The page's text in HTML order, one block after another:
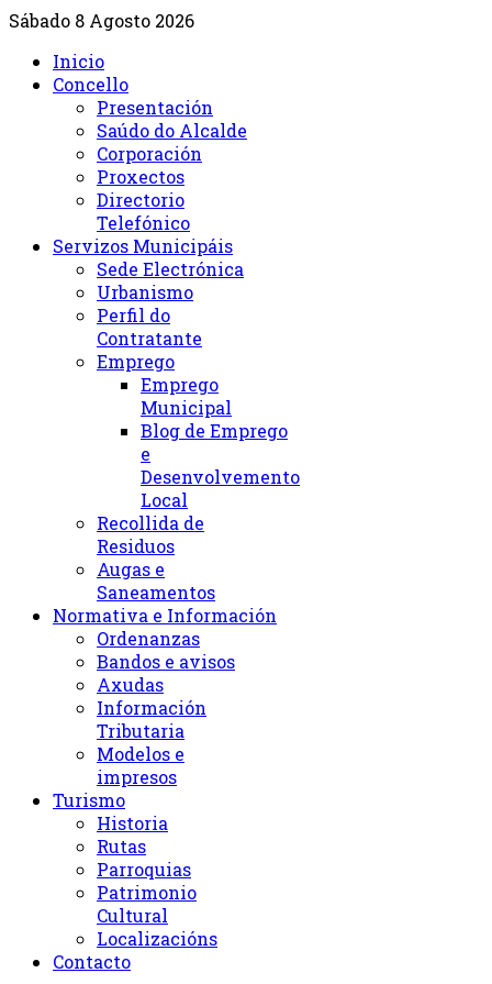
Sábado 8 Agosto 2026
Inicio
Concello
Presentación
Saúdo do Alcalde
Corporación
Proxectos
Directorio
Telefónico
Servizos Municipáis
Sede Electrónica
Urbanismo
Perfil do
Contratante
Emprego
Emprego
Municipal
Blog de Emprego
e
Desenvolvemento
Local
Recollida de
Residuos
Augas e
Saneamentos
Normativa e Información
Ordenanzas
Bandos e avisos
Axudas
Información
Tributaria
Modelos e
impresos
Turismo
Historia
Rutas
Parroquias
Patrimonio
Cultural
Localizacións
Contacto